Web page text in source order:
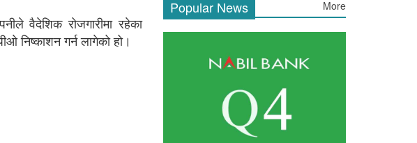
वैदेशिक रोजगारीमा रहेका
निष्काशन गर्न लागेको हो।
Popular News More